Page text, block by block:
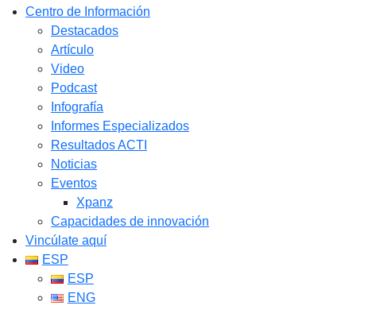
Centro de Información
Destacados
Artículo
Video
Podcast
Infografía
Informes Especializados
Resultados ACTI
Noticias
Eventos
Xpanz
Capacidades de innovación
Vincúlate aquí
ESP
ESP
ENG